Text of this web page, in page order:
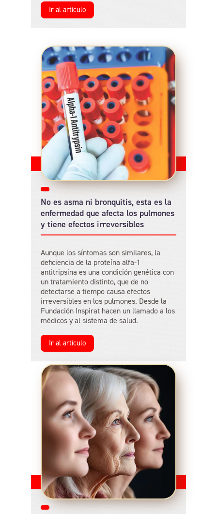
Ir al artículo
No es asma ni bronquitis, esta es la
enfermedad que afecta los pulmones
y tiene efectos irreversibles
Aunque los síntomas son similares, la
deficiencia de la proteína alfa-1
antitripsina es una condición genética con
un tratamiento distinto, que de no
detectarse a tiempo causa efectos
irreversibles en los pulmones. Desde la
Fundación Inspirat hacen un llamado a los
médicos y al sistema de salud.
Ir al artículo